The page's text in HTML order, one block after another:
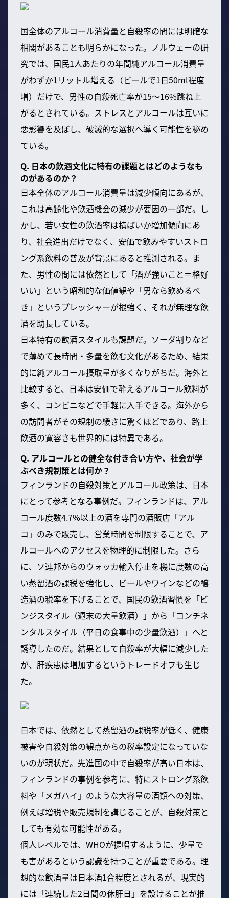
国全体のアルコール消費量と自殺率の間には明確な
相関があることも明らかになった。ノルウェーの研
究では、国民1人あたりの年間純アルコール消費量
がわずか1リットル増える（ビールで1日50ml程度
増）だけで、男性の自殺死亡率が15〜16%跳ね上
がるとされている。ストレスとアルコールは互いに
悪影響を及ぼし、破滅的な選択へ導く可能性を秘め
ている。
Q. 日本の飲酒文化に特有の課題とはどのようなも
のがあるのか？
日本全体のアルコール消費量は減少傾向にあるが、
これは高齢化や飲酒機会の減少が要因の一部だ。し
かし、若い女性の飲酒率は横ばいか増加傾向にあ
り、社会進出だけでなく、安価で飲みやすいストロ
ング系飲料の普及が背景にあると推測される。ま
た、男性の間には依然として「酒が強いこと＝格好
いい」という昭和的な価値観や「男なら飲めるべ
き」というプレッシャーが根強く、それが無理な飲
酒を助長している。
日本特有の飲酒スタイルも課題だ。ソーダ割りなど
で薄めて長時間・多量を飲む文化があるため、結果
的に純アルコール摂取量が多くなりがちだ。海外と
比較すると、日本は安価で酔えるアルコール飲料が
多く、コンビニなどで手軽に入手できる。海外から
の訪問者がその規制の緩さに驚くほどであり、路上
飲酒の寛容さも世界的には特異である。
Q. アルコールとの健全な付き合い方や、社会が学
ぶべき規制策とは何か？
フィンランドの自殺対策とアルコール政策は、日本
にとって参考となる事例だ。フィンランドは、アル
コール度数4.7%以上の酒を専門の酒販店「アル
コ」のみで販売し、営業時間を制限することで、ア
ルコールへのアクセスを物理的に制限した。さら
に、ソ連邦からのウォッカ輸入停止を機に度数の高
い蒸留酒の課税を強化し、ビールやワインなどの醸
造酒の税率を下げることで、国民の飲酒習慣を「ビ
ンジスタイル（週末の大量飲酒）」から「コンチネ
ンタルスタイル（平日の食事中の少量飲酒）」へと
誘導したのだ。結果として自殺率が大幅に減少した
が、肝疾患は増加するというトレードオフも生じ
た。
日本では、依然として蒸留酒の課税率が低く、健康
被害や自殺対策の観点からの税率設定になっていな
いのが現状だ。先進国の中で自殺率が高い日本は、
フィンランドの事例を参考に、特にストロング系飲
料や「メガハイ」のような大容量の酒類への対策、
例えば増税や販売規制を講じることが、自殺対策と
しても有効な可能性がある。
個人レベルでは、WHOが提唱するように、少量で
も害があるという認識を持つことが重要である。理
想的な飲酒量は日本酒1合程度とされるが、現実的
には「連続した2日間の休肝日」を設けることが推